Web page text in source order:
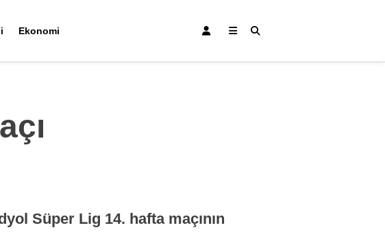
Ekonomi
Süper Lig 14. hafta maçının